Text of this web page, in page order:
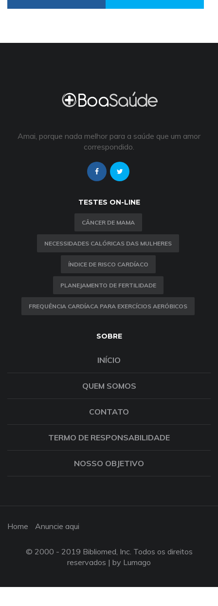
Amai, porque nada melhor para a saúde que um amor
correspondido.
TESTES ON-LINE
CÂNCER DE MAMA
NECESSIDADES CALÓRICAS DAS MULHERES
ÍNDICE DE RISCO CARDÍACO
PLANEJAMENTO DE FERTILIDADE
FREQUÊNCIA CARDÍACA PARA EXERCÍCIOS AERÓBICOS
SOBRE
INÍCIO
QUEM SOMOS
CONTATO
TERMO DE RESPONSABILIDADE
NOSSO OBJETIVO
Home Anuncie aqui
© 2000 - 2019 Bibliomed, Inc. Todos os direitos
reservados | by Lumago